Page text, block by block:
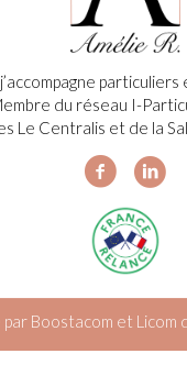
du réseau I-
Le Centralis et de la
par Boostacom et Licom